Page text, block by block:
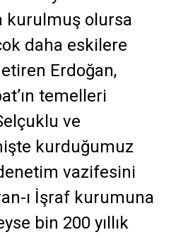
kurulmuş olursa
daha eskilere
Erdoğan,
temelleri
ve
kurduğumuz
vazifesini
ı İşraf kurumuna
bin 200 yıllık